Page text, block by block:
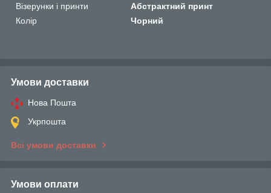
Візерунки і принти
Абстрактний принт
Колір
Чорний
Умови доставки
Нова Пошта
Укрпошта
Всі умови доставки
Умови оплати